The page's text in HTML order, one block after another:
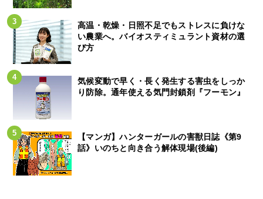
高温・乾燥・日照不足でもストレスに負けな
い農業へ。バイオスティミュラント資材の選
び方
気候変動で早く・長く発生する害虫をしっか
り防除。通年使える気門封鎖剤『フーモン』
【マンガ】ハンターガールの害獣日誌《第9
話》いのちと向き合う解体現場(後編)